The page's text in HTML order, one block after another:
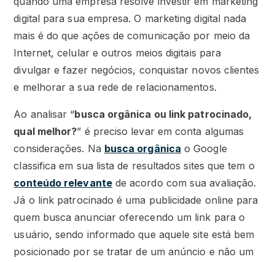
digital para sua empresa. O marketing digital nada
mais é do que ações de comunicação por meio da
Internet, celular e outros meios digitais para
divulgar e fazer negócios, conquistar novos clientes
e melhorar a sua rede de relacionamentos.
Ao analisar “busca orgânica ou link patrocinado,
qual melhor?” é preciso levar em conta algumas
considerações. Na busca orgânica o Google
classifica em sua lista de resultados sites que tem o
conteúdo relevantede acordo com sua avaliação.
Já o link patrocinado é uma publicidade online para
quem busca anunciar oferecendo um link para o
usuário, sendo informado que aquele site está bem
posicionado por se tratar de um anúncio e não um